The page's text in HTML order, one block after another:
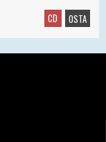
CD OSTA